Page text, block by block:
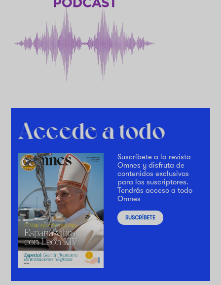
Suscríbete a la revista
Omnes y disfruta de
contenidos exclusivos
para los suscriptores.
Tendrás acceso a todo
Omnes
SUSCRÍBETE